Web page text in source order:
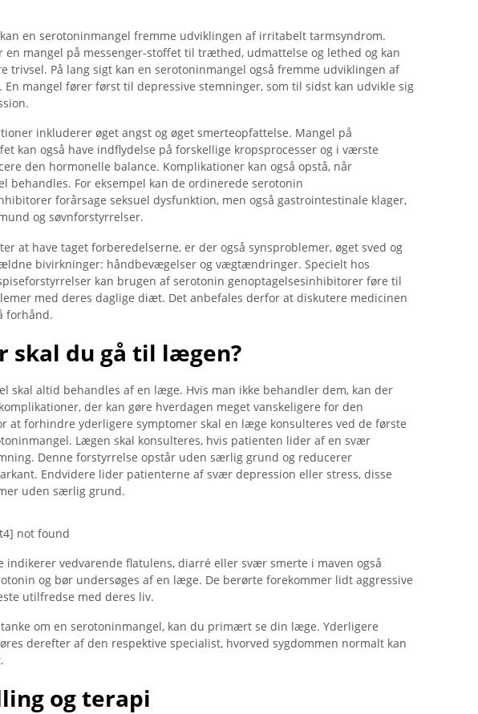
en serotoninmangel fremme udviklingen af ​​irritabelt tarmsyndrom.
en mangel på messenger-stoffet til træthed, udmattelse og lethed og kan
trivsel. På lang sigt kan en serotoninmangel også fremme udviklingen af
En mangel fører først til depressive stemninger, som til sidst kan udvikle sig
inkluderer øget angst og øget smerteopfattelse. Mangel på
kan også have indflydelse på forskellige kropsprocesser og i værste
den hormonelle balance. Komplikationer kan også opstå, når
behandles. For eksempel kan de ordinerede serotonin
forårsage seksuel dysfunktion, men også gastrointestinale klager,
og søvnforstyrrelser.
at have taget forberedelserne, er der også synsproblemer, øget sved og
bivirkninger: håndbevægelser og vægtændringer. Specielt hos
kan brugen af ​​serotonin genoptagelsesinhibitorer føre til
med deres daglige diæt. Det anbefales derfor at diskutere medicinen
forhånd.
skal du gå til lægen?
skal altid behandles af en læge. Hvis man ikke behandler dem, kan der
der kan gøre hverdagen meget vanskeligere for den
at forhindre yderligere symptomer skal en læge konsulteres ved de første
Lægen skal konsulteres, hvis patienten lider af en svær
Denne forstyrrelse opstår uden særlig grund og reducerer
Endvidere lider patienterne af svær depression eller stress, disse
uden særlig grund.
not found
indikerer vedvarende flatulens, diarré eller svær smerte i maven også
og bør undersøges af en læge. De berørte forekommer lidt aggressive
utilfredse med deres liv.
om en serotoninmangel, kan du primært se din læge. Yderligere
derefter af den respektive specialist, hvorved sygdommen normalt kan
og terapi